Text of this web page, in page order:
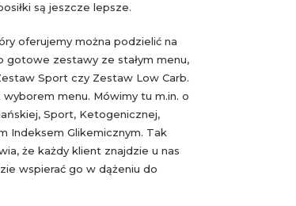
są jeszcze lepsze.
oferujemy można podzielić na
gotowe zestawy ze stałym menu,
Sport czy Zestaw Low Carb.
menu. Mówimy tu m.in. o
Sport, Ketogenicznej,
Indeksem Glikemicznym. Tak
że każdy klient znajdzie u nas
wspierać go w dążeniu do